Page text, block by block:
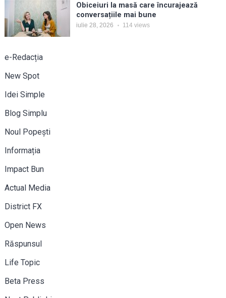
Obiceiuri la masă care încurajează
conversațiile mai bune
iulie 28, 2026 114 views
e-Redacția
New Spot
Idei Simple
Blog Simplu
Noul Popești
Informația
Impact Bun
Actual Media
District FX
Open News
Răspunsul
Life Topic
Beta Press